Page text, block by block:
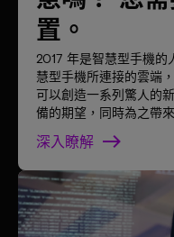
置。
2017 年是智慧型手機
慧型手機所連接的雲端
可以創造一系列驚人的
備的期望，同時為之帶
深入瞭解